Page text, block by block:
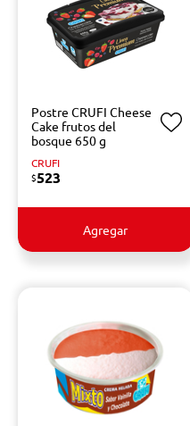
Postre CRUFI Cheese
Cake frutos del
bosque 650 g
CRUFI
$523
Agregar